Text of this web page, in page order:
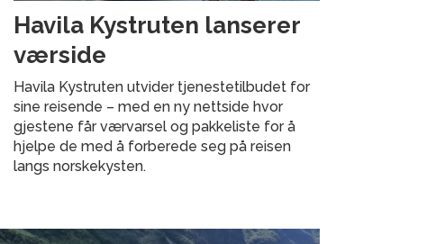
Havila Kystruten lanserer
værside
Havila Kystruten utvider tjenestetilbudet for
sine reisende – med en ny nettside hvor
gjestene får værvarsel og pakkeliste for å
hjelpe de med å forberede seg på reisen
langs norskekysten.